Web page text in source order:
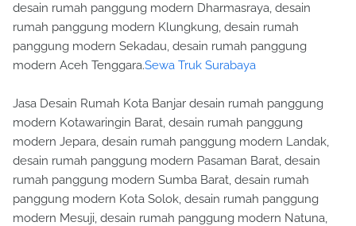
desain rumah panggung modern Dharmasraya, desain
rumah panggung modern Klungkung, desain rumah
panggung modern Sekadau, desain rumah panggung
modern Aceh Tenggara.Sewa Truk Surabaya
Jasa Desain Rumah Kota Banjar desain rumah panggung
modern Kotawaringin Barat, desain rumah panggung
modern Jepara, desain rumah panggung modern Landak,
desain rumah panggung modern Pasaman Barat, desain
rumah panggung modern Sumba Barat, desain rumah
panggung modern Kota Solok, desain rumah panggung
modern Mesuji, desain rumah panggung modern Natuna,